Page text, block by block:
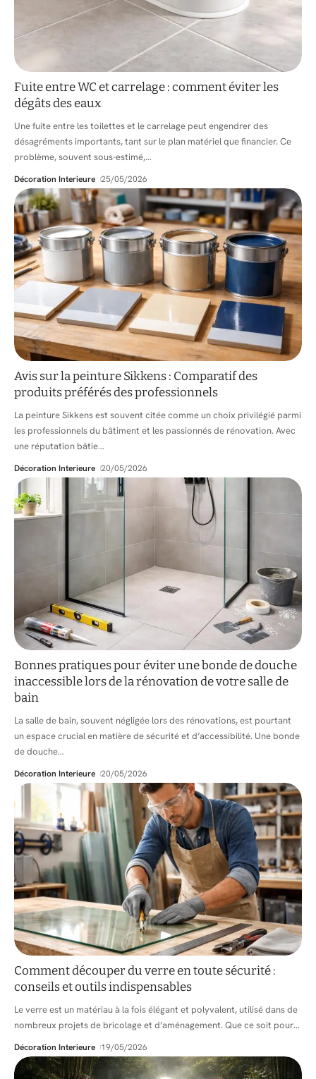
Fuite entre WC et carrelage : comment éviter les
dégâts des eaux
Une fuite entre les toilettes et le carrelage peut engendrer des
désagréments importants, tant sur le plan matériel que financier. Ce
problème, souvent sous-estimé,…
Décoration Interieure 25/05/2026
Avis sur la peinture Sikkens : Comparatif des
produits préférés des professionnels
La peinture Sikkens est souvent citée comme un choix privilégié parmi
les professionnels du bâtiment et les passionnés de rénovation. Avec
une réputation bâtie…
Décoration Interieure 20/05/2026
Bonnes pratiques pour éviter une bonde de douche
inaccessible lors de la rénovation de votre salle de
bain
La salle de bain, souvent négligée lors des rénovations, est pourtant
un espace crucial en matière de sécurité et d’accessibilité. Une bonde
de douche…
Décoration Interieure 20/05/2026
Comment découper du verre en toute sécurité :
conseils et outils indispensables
Le verre est un matériau à la fois élégant et polyvalent, utilisé dans de
nombreux projets de bricolage et d’aménagement. Que ce soit pour…
Décoration Interieure 19/05/2026